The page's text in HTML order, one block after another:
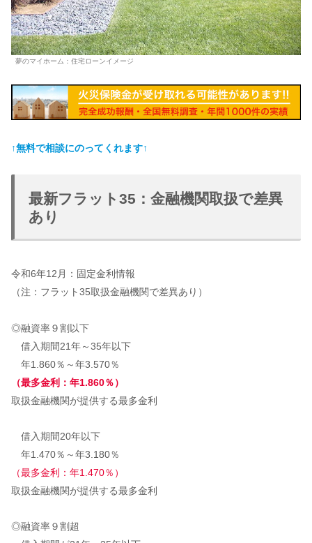
夢のマイホーム：住宅ローンイメージ
↑無料で相談にのってくれます↑
最新フラット35：金融機関取扱で差異
あり
令和6年12月：固定金利情報
（注：フラット35取扱金融機関で差異あり）
◎融資率９割以下
借入期間21年～35年以下
年1.860％～年3.570％
（最多金利：年1.860％）
取扱金融機関が提供する最多金利
借入期間20年以下
年1.470％～年3.180％
（最多金利：年1.470％）
取扱金融機関が提供する最多金利
◎融資率９割超